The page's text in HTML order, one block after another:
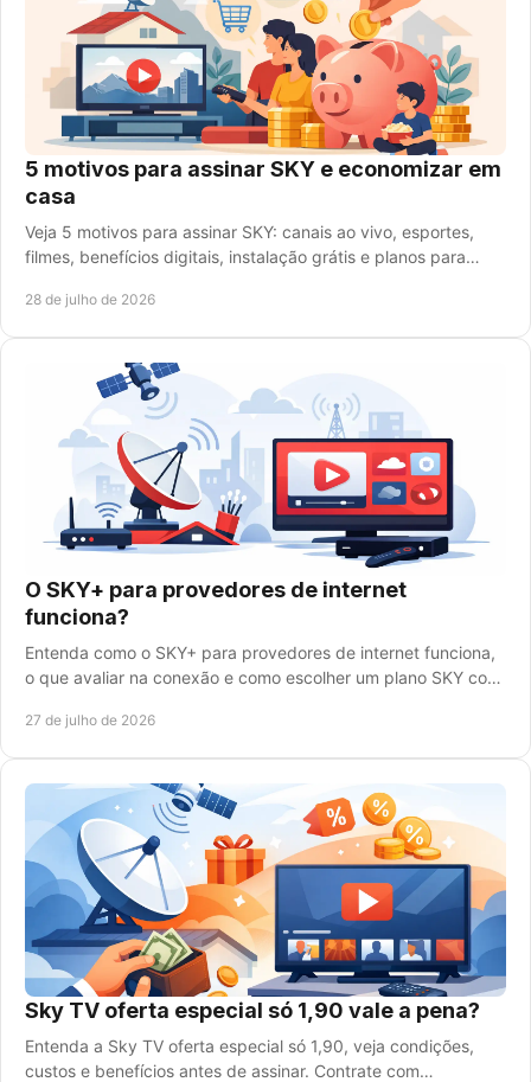
5 motivos para assinar SKY e economizar em
casa
Veja 5 motivos para assinar SKY: canais ao vivo, esportes,
filmes, benefícios digitais, instalação grátis e planos para
28 de julho de 2026
O SKY+ para provedores de internet
funciona?
Entenda como o SKY+ para provedores de internet funciona,
o que avaliar na conexão e como escolher um plano SKY com
27 de julho de 2026
Sky TV oferta especial só 1,90 vale a pena?
Entenda a Sky TV oferta especial só 1,90, veja condições,
custos e benefícios antes de assinar. Contrate com